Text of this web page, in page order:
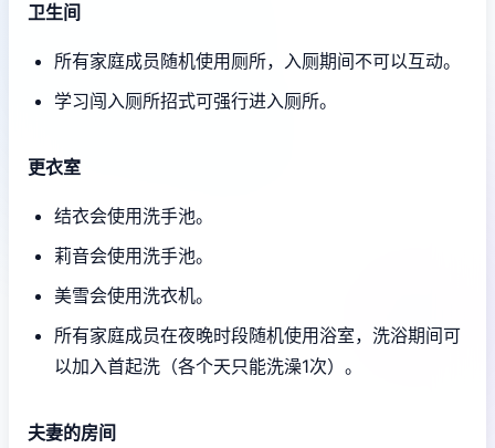
卫生间
所有家庭成员随机使用厕所，入厕期间不可以互动。
学习闯入厕所招式可强行进入厕所。
更衣室
结衣会使用洗手池。
莉音会使用洗手池。
美雪会使用洗衣机。
所有家庭成员在夜晚时段随机使用浴室，洗浴期间可
以加入首起洗（各个天只能洗澡1次）。
夫妻的房间